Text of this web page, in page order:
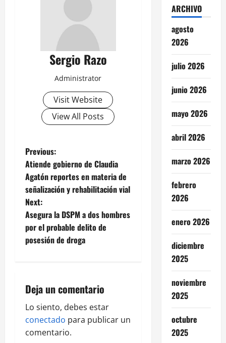
Sergio Razo
Administrator
Visit Website
View All Posts
P
o
s
t
n
v
i
g
Previous:
Atiende gobierno de Claudia
Agatón reportes en materia de
señalización y rehabilitación vial
Next:
Asegura la DSPM a dos hombres
por el probable delito de
posesión de droga
Deja un comentario
Lo siento, debes estar
conectado para publicar un
comentario.
ARCHIVO
agosto
2026
julio 2026
junio 2026
mayo 2026
abril 2026
marzo 2026
febrero
2026
enero 2026
diciembre
2025
noviembre
2025
octubre
2025